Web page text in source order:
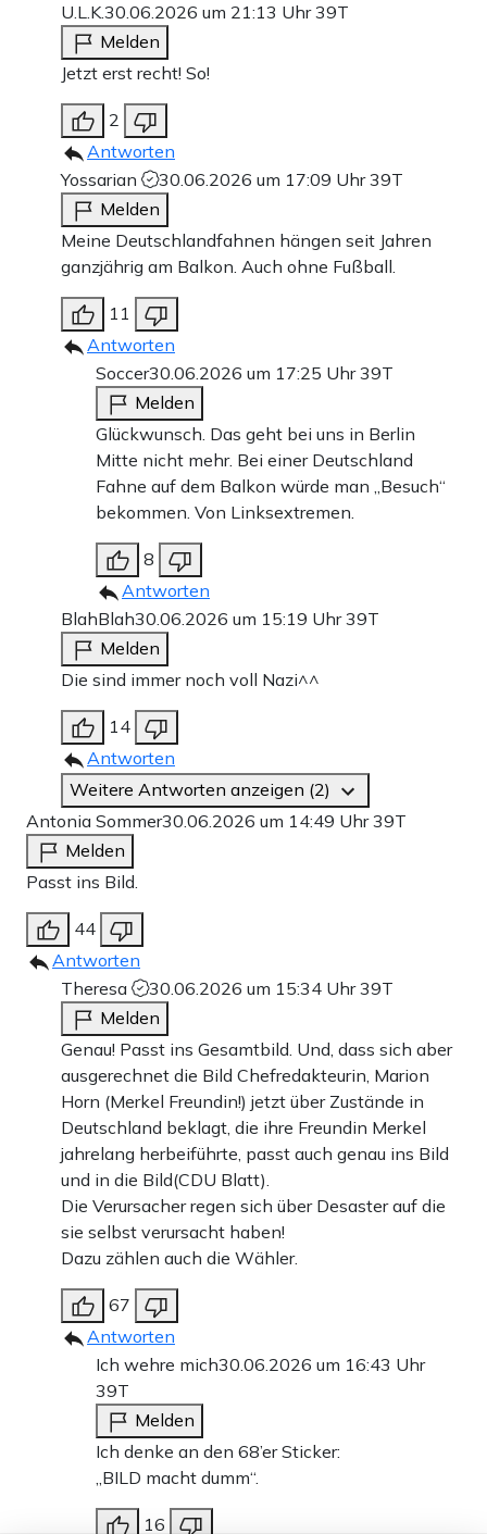
U.L.K.30.06.2026 um 21:13 Uhr39T
Melden
Jetzt erst recht! So!
2
Antworten
Yossarian
30.06.2026 um 17:09 Uhr39T
Melden
Meine Deutschlandfahnen hängen seit Jahren
ganzjährig am Balkon. Auch ohne Fußball.
11
Antworten
Soccer30.06.2026 um 17:25 Uhr39T
Melden
Glückwunsch. Das geht bei uns in Berlin
Mitte nicht mehr. Bei einer Deutschland
Fahne auf dem Balkon würde man „Besuch“
bekommen. Von Linksextremen.
8
Antworten
BlahBlah30.06.2026 um 15:19 Uhr39T
Melden
Die sind immer noch voll Nazi^^
14
Antworten
Weitere Antworten anzeigen (2)
Antonia Sommer30.06.2026 um 14:49 Uhr39T
Melden
Passt ins Bild.
44
Antworten
Theresa
30.06.2026 um 15:34 Uhr39T
Melden
Genau! Passt ins Gesamtbild. Und, dass sich aber
ausgerechnet die Bild Chefredakteurin, Marion
Horn (Merkel Freundin!) jetzt über Zustände in
Deutschland beklagt, die ihre Freundin Merkel
jahrelang herbeiführte, passt auch genau ins Bild
und in die Bild(CDU Blatt).
Die Verursacher regen sich über Desaster auf die
sie selbst verursacht haben!
Dazu zählen auch die Wähler.
67
Antworten
Ich wehre mich30.06.2026 um 16:43 Uhr
39T
Melden
Ich denke an den 68’er Sticker:
„BILD macht dumm“.
16